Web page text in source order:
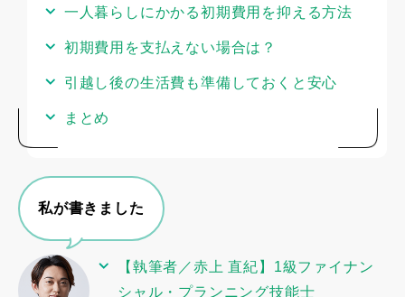
一人暮らしにかかる初期費用を抑える方法
初期費用を支払えない場合は？
引越し後の生活費も準備しておくと安心
まとめ
私が書きました
【執筆者／赤上 直紀】1級ファイナン
シャル・プランニング技能士